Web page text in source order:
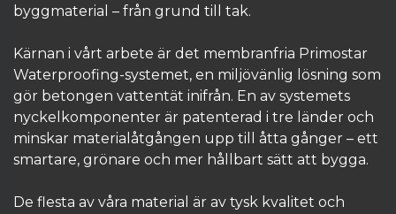
byggmaterial – från grund till tak.
Kärnan i vårt arbete är det membranfria Primostar
Waterproofing-systemet, en miljövänlig lösning som
gör betongen vattentät inifrån. En av systemets
nyckelkomponenter är patenterad i tre länder och
minskar materialåtgången upp till åtta gånger – ett
smartare, grönare och mer hållbart sätt att bygga.
De flesta av våra material är av tysk kvalitet och